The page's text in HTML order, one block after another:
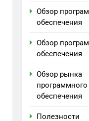
Обзор
обеспечения
Обзор
обеспечения
Обзор рынка
программного
обеспечения
Полезности